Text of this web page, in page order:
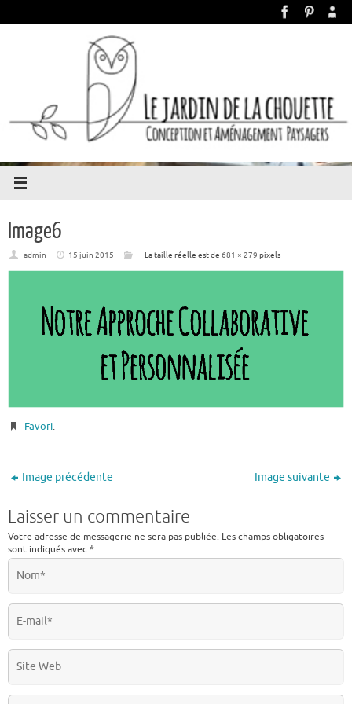
Image6
admin 15 juin 2015 La taille réelle est de 681 × 279 pixels
Favori.
Image précédente Image suivante
Laisser un commentaire
Votre adresse de messagerie ne sera pas publiée. Les champs obligatoires
sont indiqués avec*